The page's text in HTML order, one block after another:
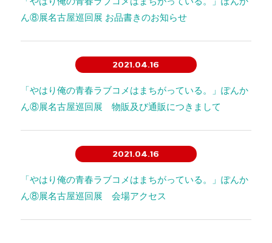
ん⑧展名古屋巡回展 お品書きのお知らせ
2021.04.16
「やはり俺の青春ラブコメはまちがっている。」ぽんか
ん⑧展名古屋巡回展 物販及び通販につきまして
2021.04.16
「やはり俺の青春ラブコメはまちがっている。」ぽんか
ん⑧展名古屋巡回展 会場アクセス